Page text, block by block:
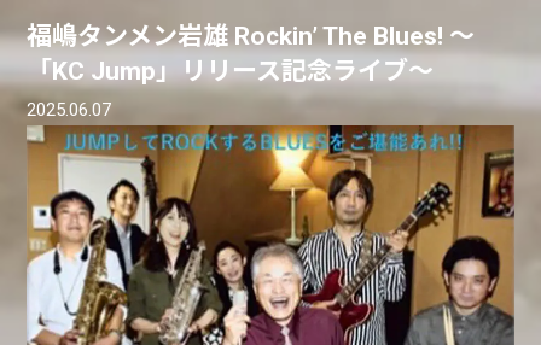
福嶋タンメン岩雄 Rockin’ The Blues! 〜
「KC Jump」リリース記念ライブ〜
2025.06.07